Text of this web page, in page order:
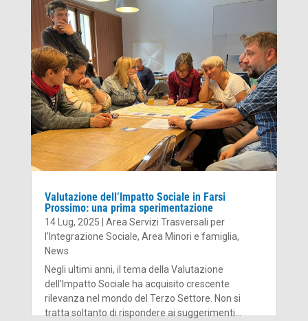
Valutazione dell’Impatto Sociale in Farsi
Prossimo: una prima sperimentazione
14 Lug, 2025 | Area Servizi Trasversali per
l'Integrazione Sociale, Area Minori e famiglia,
News
Negli ultimi anni, il tema della Valutazione
dell’Impatto Sociale ha acquisito crescente
rilevanza nel mondo del Terzo Settore. Non si
tratta soltanto di rispondere ai suggerimenti...